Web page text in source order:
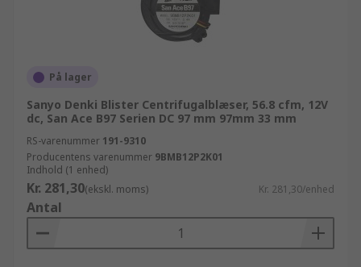
På lager
Sanyo Denki Blister Centrifugalblæser, 56.8 cfm, 12V
dc, San Ace B97 Serien DC 97 mm 97mm 33 mm
RS-varenummer 191-9310
Producentens varenummer 9BMB12P2K01
Indhold (1 enhed)
Kr. 281,30(ekskl. moms) Kr. 281,30/enhed
Antal